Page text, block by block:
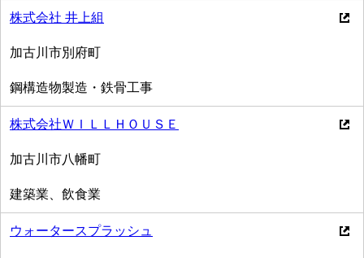
株式会社 井上組
加古川市別府町
鋼構造物製造・鉄骨工事
株式会社ＷＩＬＬＨＯＵＳＥ
加古川市八幡町
建築業、飲食業
ウォータースプラッシュ